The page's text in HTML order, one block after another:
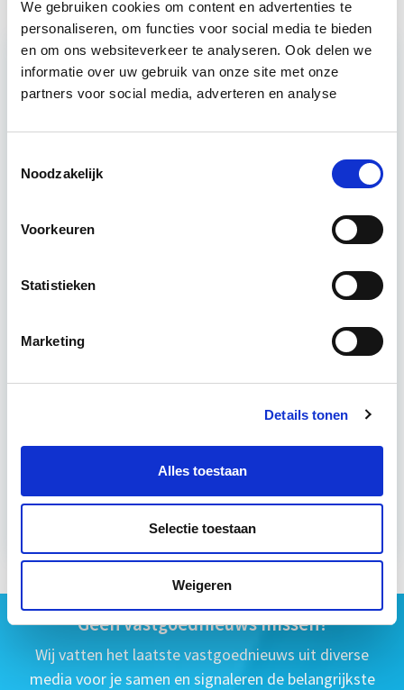
We gebruiken cookies om content en advertenties te
personaliseren, om functies voor social media te bieden
en om ons websiteverkeer te analyseren. Ook delen we
informatie over uw gebruik van onze site met onze
partners voor social media, adverteren en analyse
Noodzakelijk
Voorkeuren
Statistieken
Marketing
Details tonen
Alles toestaan
Selectie toestaan
Weigeren
Relevant bij dit artikel
Wanneer de belangen groot zijn, is het enorm
welke afspraken er gemaakt worden en wat…
Meer informatie
Geen vastgoednieuws missen?
Wij vatten het laatste vastgoednieuws uit diverse
media voor je samen en signaleren de belangrijkste